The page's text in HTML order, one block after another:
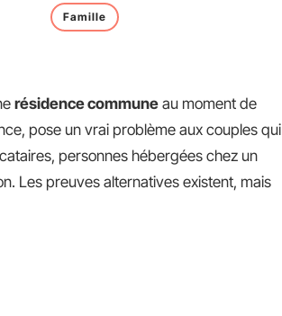
Famille
résidence commune au moment de
pose un vrai problème aux couples qui
personnes hébergées chez un
Les preuves alternatives existent, mais